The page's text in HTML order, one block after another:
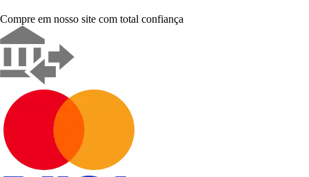
Compre em nosso site com total confiança